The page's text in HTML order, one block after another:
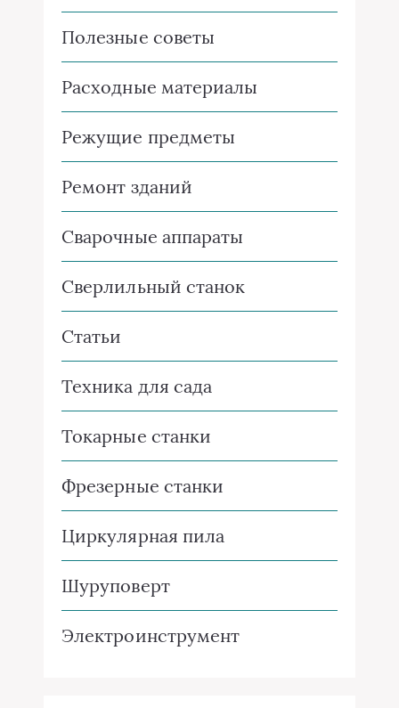
Полезные советы
Расходные материалы
Режущие предметы
Ремонт зданий
Сварочные аппараты
Сверлильный станок
Статьи
Техника для сада
Токарные станки
Фрезерные станки
Циркулярная пила
Шуруповерт
Электроинструмент